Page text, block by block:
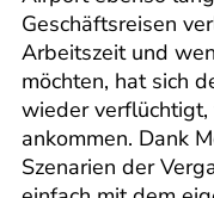
Geschäftsreisen
Arbeitszeit und
möchten, hat sich
wieder verflüchtigt,
ankommen. Dank
Szenarien der